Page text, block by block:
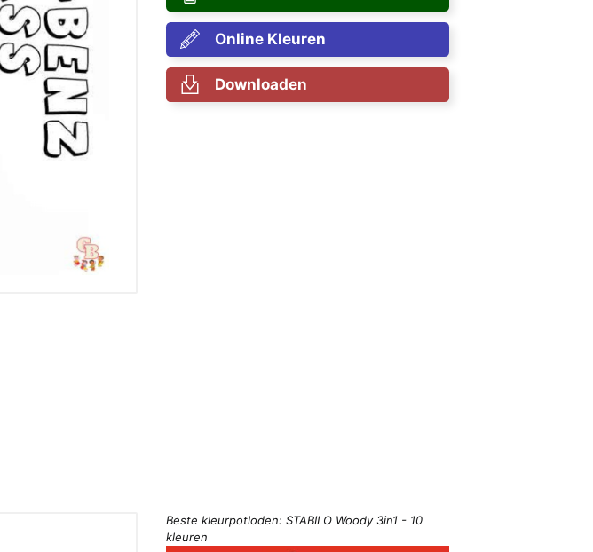
Online Kleuren
Downloaden
Beste kleurpotloden: STABILO Woody 3in1 - 10
kleuren